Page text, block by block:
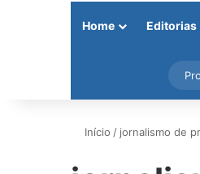
Home Editorias
Instagram
Início / jornalismo de